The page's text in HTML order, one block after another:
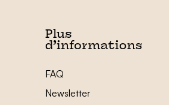
Plus
d’informations
FAQ
Newsletter